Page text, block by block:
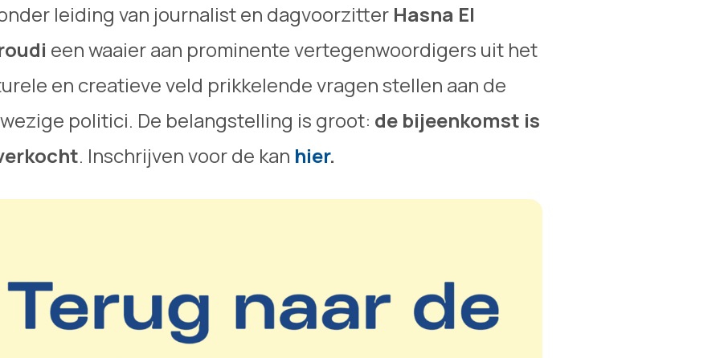
leiding van journalist en dagvoorzitter Hasna El
een waaier aan prominente vertegenwoordigers uit het
en creatieve veld prikkelende vragen stellen aan de
politici. De belangstelling is groot: de bijeenkomst is
. Inschrijven voor de kan hier.